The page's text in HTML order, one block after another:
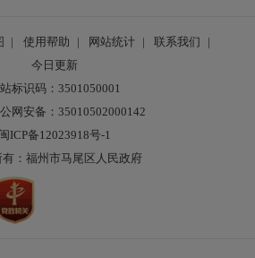
| 使用帮助 | 网站统计 | 联系我们
|
今日更新
标识码：3501050001
网安备：35010502000142
闽ICP备12023918号-1
有：福州市马尾区人民政府